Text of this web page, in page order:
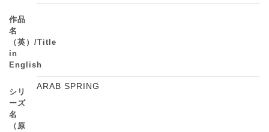
作品
名
（英）/Title
in
English
シリ
ーズ
名
（原
ARAB SPRING